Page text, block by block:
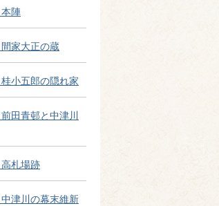
本陣
間家大正の蔵
桂小五郎の隠れ家
田青邨と中津川
高札場跡
中津川の幕末維新